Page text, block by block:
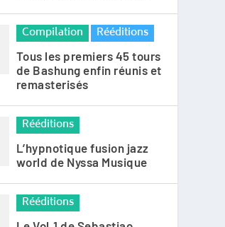
Compilation Rééditions
Tous les premiers 45 tours
de Bashung enfin réunis et
remasterisés
Rééditions
L’hypnotique fusion jazz
world de Nyssa Musique
Rééditions